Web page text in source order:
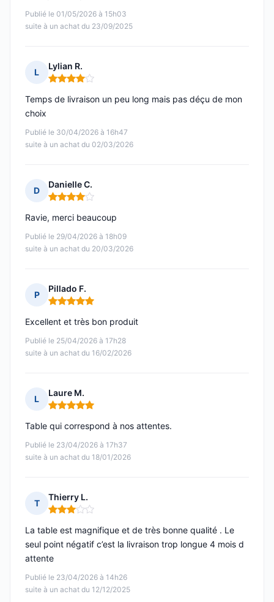
Publié le 01/05/2026 à 15h03
suite à un achat du 23/09/2025
L
Lylian R.
Note : 4 sur 5
Publié le 30/04/2026 à 16h47
suite à un achat du 02/03/2026
Temps de livraison un peu long mais pas déçu de mon
choix
D
Danielle C.
Note : 4 sur 5
Publié le 29/04/2026 à 18h09
suite à un achat du 20/03/2026
Ravie, merci beaucoup
P
Pillado F.
Note : 5 sur 5
Publié le 25/04/2026 à 17h28
suite à un achat du 16/02/2026
Excellent et très bon produit
L
Laure M.
Note : 5 sur 5
Publié le 23/04/2026 à 17h37
suite à un achat du 18/01/2026
Table qui correspond à nos attentes.
T
Thierry L.
Note : 3 sur 5
Publié le 23/04/2026 à 14h26
suite à un achat du 12/12/2025
La table est magnifique et de très bonne qualité . Le
seul point négatif c’est la livraison trop longue 4 mois d
attente